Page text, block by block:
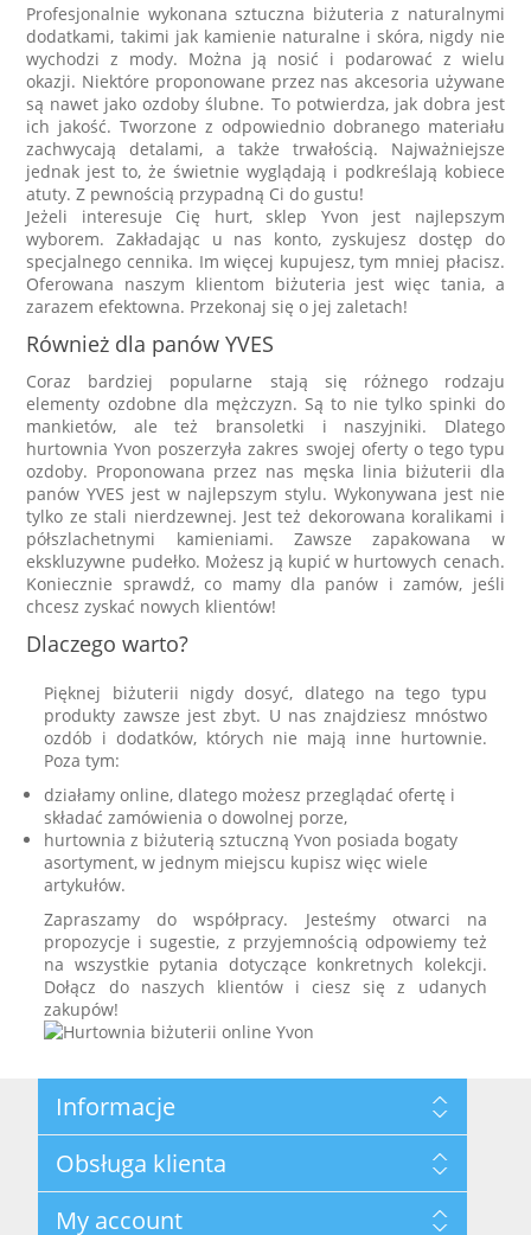
Profesjonalnie wykonana sztuczna biżuteria z naturalnymi
dodatkami, takimi jak kamienie naturalne i skóra, nigdy nie
wychodzi z mody. Można ją nosić i podarować z wielu
okazji. Niektóre proponowane przez nas akcesoria używane
są nawet jako ozdoby ślubne. To potwierdza, jak dobra jest
ich jakość. Tworzone z odpowiednio dobranego materiału
zachwycają detalami, a także trwałością. Najważniejsze
jednak jest to, że świetnie wyglądają i podkreślają kobiece
atuty. Z pewnością przypadną Ci do gustu!
Jeżeli interesuje Cię hurt, sklep Yvon jest najlepszym
wyborem. Zakładając u nas konto, zyskujesz dostęp do
specjalnego cennika. Im więcej kupujesz, tym mniej płacisz.
Oferowana naszym klientom biżuteria jest więc tania, a
zarazem efektowna. Przekonaj się o jej zaletach!
Również dla panów YVES
Coraz bardziej popularne stają się różnego rodzaju
elementy ozdobne dla mężczyzn. Są to nie tylko spinki do
mankietów, ale też bransoletki i naszyjniki. Dlatego
hurtownia Yvon poszerzyła zakres swojej oferty o tego typu
ozdoby. Proponowana przez nas męska linia biżuterii dla
panów YVES jest w najlepszym stylu. Wykonywana jest nie
tylko ze stali nierdzewnej. Jest też dekorowana koralikami i
półszlachetnymi kamieniami. Zawsze zapakowana w
ekskluzywne pudełko. Możesz ją kupić w hurtowych cenach.
Koniecznie sprawdź, co mamy dla panów i zamów, jeśli
chcesz zyskać nowych klientów!
Dlaczego warto?
Pięknej biżuterii nigdy dosyć, dlatego na tego typu
produkty zawsze jest zbyt. U nas znajdziesz mnóstwo
ozdób i dodatków, których nie mają inne hurtownie.
Poza tym:
działamy online, dlatego możesz przeglądać ofertę i
składać zamówienia o dowolnej porze,
hurtownia z biżuterią sztuczną Yvon posiada bogaty
asortyment, w jednym miejscu kupisz więc wiele
artykułów.
Zapraszamy do współpracy. Jesteśmy otwarci na
propozycje i sugestie, z przyjemnością odpowiemy też
na wszystkie pytania dotyczące konkretnych kolekcji.
Dołącz do naszych klientów i ciesz się z udanych
zakupów!
Informacje
Privatumo politika
Nuostatai
Apie "YVON" prekės ženklą
Obsługa klienta
Nowości
My account